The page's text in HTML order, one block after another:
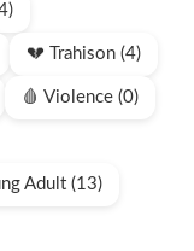
💔 Trahison (4)
🩸 Violence (0)
Adult (13)